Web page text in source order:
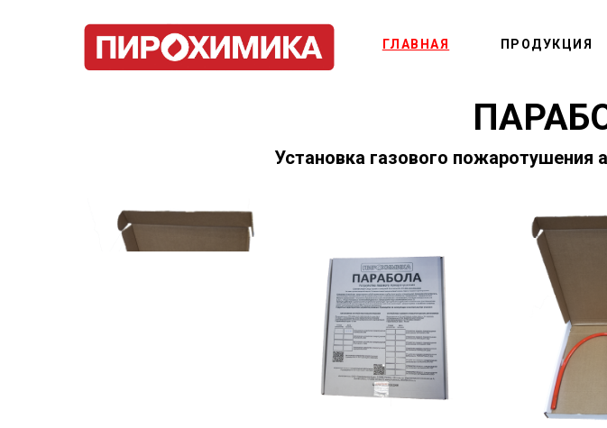
ГЛАВНАЯ ПРОДУКЦИЯ
Установка газового пожаротушения